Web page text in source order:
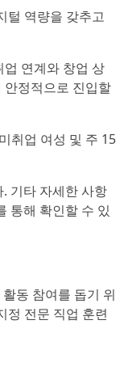
털 역량을 갖추고
연계와 창업 상
안정적으로 진입할
취업 여성 및 주 15
기타 자세한 사항
통해 확인할 수 있
동 참여를 돕기 위
정 전문 직업 훈련